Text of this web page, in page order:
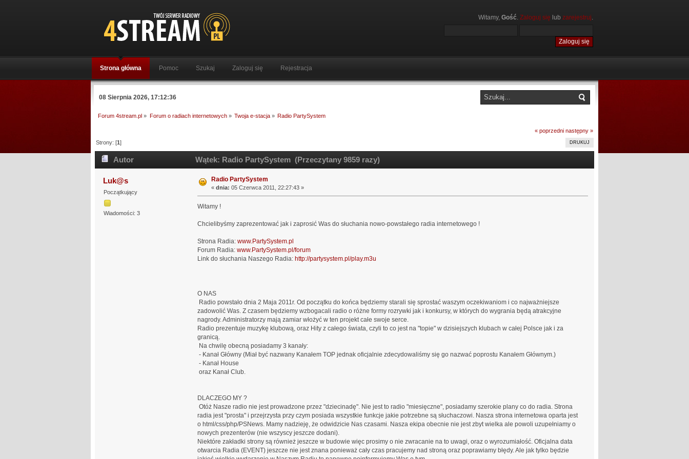
Witamy, Gość. Zaloguj się lub zarejestruj.
Strona główna Pomoc Szukaj Zaloguj się Rejestracja
08 Sierpnia 2026, 17:12:36
Forum 4stream.pl » Forum o radiach internetowych» Twoja e-stacja» Radio PartySystem
« poprzedni następny »
DRUKUJ
Strony: [1]
Autor Wątek: Radio PartySystem (Przeczytany 9859 razy)
Luk@s
Początkujący
Wiadomości: 3
Radio PartySystem
« dnia: 05 Czerwca 2011, 22:27:43 »
Witamy !
Chcielibyśmy zaprezentować jak i zaprosić Was do słuchania nowo-powstałego radia internetowego !
Strona Radia: www.PartySystem.pl
Forum Radia: www.PartySystem.pl/forum
Link do słuchania Naszego Radia: http://partysystem.pl/play.m3u
O NAS
Radio powstało dnia 2 Maja 2011r. Od początku do końca będziemy starali się sprostać waszym oczekiwaniom i co najważniejsze
zadowolić Was. Z czasem będziemy wzbogacali radio o różne formy rozrywki jak i konkursy, w których do wygrania będą atrakcyjne
nagrody. Administratorzy mają zamiar włożyć w ten projekt całe swoje serce.
Radio prezentuje muzykę klubową, oraz Hity z całego świata, czyli to co jest na "topie" w dzisiejszych klubach w całej Polsce jak i za
granicą.
Na chwilę obecną posiadamy 3 kanały:
- Kanał Główny (Miał być nazwany Kanałem TOP jednak oficjalnie zdecydowaliśmy się go nazwać poprostu Kanałem Głównym.)
- Kanał House
oraz Kanał Club.
DLACZEGO MY ?
Otóż Nasze radio nie jest prowadzone przez "dziecinadę". Nie jest to radio "miesięczne", posiadamy szerokie plany co do radia. Strona
radia jest "prosta" i przejrzysta przy czym posiada wszystkie funkcje jakie potrzebne są słuchaczowi. Nasza strona internetowa oparta jest
o html/css/php/PSNews. Mamy nadzieję, że odwidzicie Nas czasami. Nasza ekipa obecnie nie jest zbyt wielka ale powoli uzupełniamy o
nowych prezenterów (nie wszyscy jeszcze dodani).
Niektóre zakładki strony są również jeszcze w budowie więc prosimy o nie zwracanie na to uwagi, oraz o wyrozumiałość. Oficjalna data
otwarcia Radia (EVENT) jeszcze nie jest znana ponieważ cały czas pracujemy nad stroną oraz poprawiamy błędy. Ale jak tylko będzie